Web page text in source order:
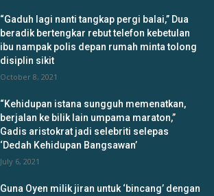
“Gaduh lagi nanti tangkap pergi balai,” Dua
beradik bertengkar rebut telefon kebetulan
ibu nampak polis depan rumah minta tolong
disiplin sikit
October 8, 2021
“Kehidupan istana sungguh memenatkan,
berjalan ke bilik lain umpama maraton,”
Gadis aristokrat jadi selebriti selepas
‘Dedah Kehidupan Bangsawan’
July 6, 2021
Guna Oyen milik jiran untuk ‘bincang’ dengan